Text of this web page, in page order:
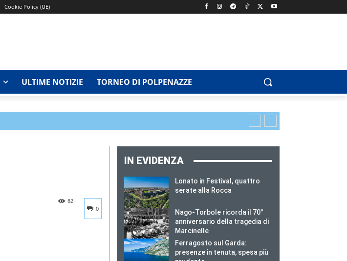
Cookie Policy (UE)
ULTIME NOTIZIE TORNEO DI POLPENAZZE
0
82
IN EVIDENZA
Lonato in Festival, quattro
serate alla Rocca
Nago-Torbole ricorda il 70°
anniversario della tragedia di
Marcinelle
Ferragosto sul Garda:
presenze in tenuta, spesa più